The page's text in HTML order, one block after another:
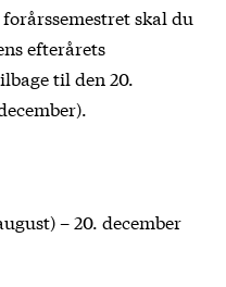
skal du
efterårets
til den 20.
– 20. december